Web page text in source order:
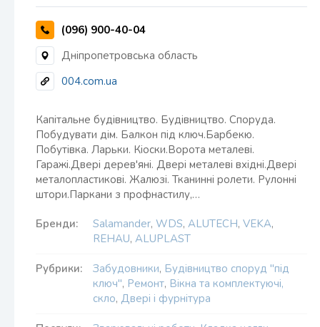
(096) 900-40-04
Дніпропетровська область
004.com.ua
Капітальне будівництво. Будівництво. Споруда.
Побудувати дім. Балкон під ключ.Барбекю.
Побутівка. Ларьки. Кіоски.Ворота металеві.
Гаражі.Двері дерев'яні. Двері металеві вхідні.Двері
металопластикові. Жалюзі. Тканинні ролети. Рулонні
штори.Паркани з профнастилу,…
Бренди: Salamander, WDS, ALUTECH, VEKA,
REHAU, ALUPLAST
Рубрики: Забудовники, Будівництво споруд "під
ключ", Ремонт, Вікна та комплектуючі,
скло, Двері і фурнітура